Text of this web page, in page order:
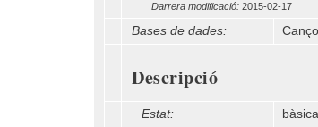
Darrera modificació: 2015-02-17
Bases de dades:
Descripció
Estat: bàsica